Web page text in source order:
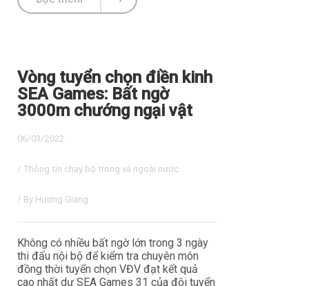
Vòng tuyển chọn điền kinh
SEA Games: Bất ngờ
3000m chướng ngại vật
06/03/2022
/ Thông tin chạy bộ trong và ngoài nước
/ By Hương Giang
Không có nhiều bất ngờ lớn trong 3 ngày
thi đấu nội bộ để kiểm tra chuyên môn
đồng thời tuyển chọn VĐV đạt kết quả
cao nhất dự SEA Games 31 của đội tuyển